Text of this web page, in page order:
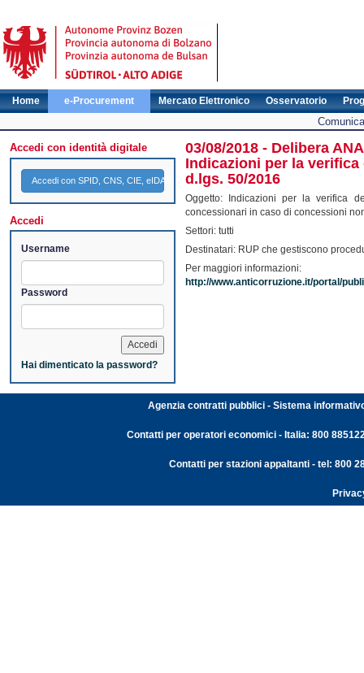
Home e-Procurement Mercato Elettronico Osservatorio
Accedi con identità digitale
Accedi con SPID, CNS, CIE, eIDAS
Accedi
Username
Password
Hai dimenticato la password?
03/08/2018 - Delibera
Indicazioni per la verifica
d.lgs. 50/2016
Oggetto: Indicazioni per la verifica
concessionari in caso di concessioni
Settori: tutti
Destinatari: RUP che gestiscono
Per maggiori informazioni:
http://www.anticorruzione.it/portal/
Agenzia contratti pubblici - Sistema
Contatti per operatori economici - Italia: 800
Contatti per stazioni appaltanti - tel: 800